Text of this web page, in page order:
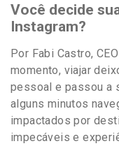
Você decide
Instagram?
Por Fabi Castro,
momento, viajar
pessoal e passou a
alguns minutos
impactados por
impecáveis e